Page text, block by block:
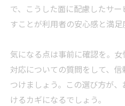
で、こうした面に配慮したサ
すことが利用者の安心感と満足
気になる点は事前に確認を。
対応についての質問をして、
つけましょう。この選び方が
けるカギになるでしょう。